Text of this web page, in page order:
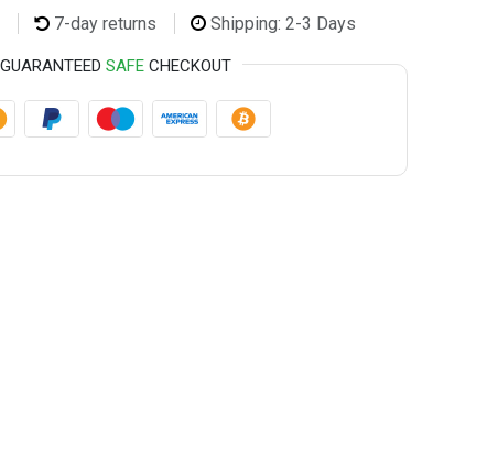
7-day returns Shipping: 2-3 Days
GUARANTEED SAFECHECKOUT